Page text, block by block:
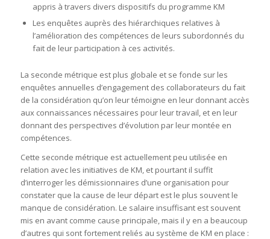
appris à travers divers dispositifs du programme KM
Les enquêtes auprès des hiérarchiques relatives à
l’amélioration des compétences de leurs subordonnés du
fait de leur participation à ces activités.
La seconde métrique est plus globale et se fonde sur les
enquêtes annuelles d’engagement des collaborateurs du fait
de la considération qu’on leur témoigne en leur donnant accès
aux connaissances nécessaires pour leur travail, et en leur
donnant des perspectives d’évolution par leur montée en
compétences.
Cette seconde métrique est actuellement peu utilisée en
relation avec les initiatives de KM, et pourtant il suffit
d’interroger les démissionnaires d’une organisation pour
constater que la cause de leur départ est le plus souvent le
manque de considération. Le salaire insuffisant est souvent
mis en avant comme cause principale, mais il y en a beaucoup
d’autres qui sont fortement reliés au système de KM en place :